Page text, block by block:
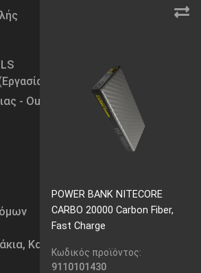
POWER BANK NITECORE
CARBO 20000 Carbon Fiber,
Fast Charge
Κωδικός προϊόντος:
9110101430
- Outdoor
Καπέλα